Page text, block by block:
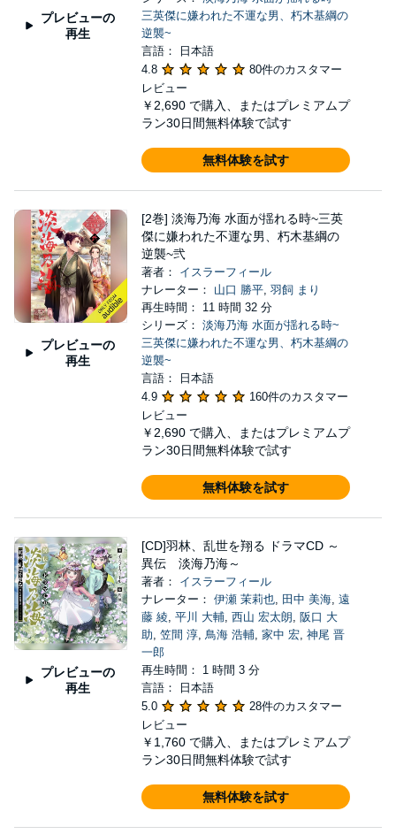
プレビューの
再生
三英傑に嫌われた不運な男、朽木基綱の
逆襲~
言語： 日本語
4.8
80件のカスタマー
レビュー
￥2,690 で購入、またはプレミアムプ
ラン30日間無料体験で試す
無料体験を試す
プレビューの
再生
[2巻] 淡海乃海 水面が揺れる時~三英
傑に嫌われた不運な男、朽木基綱の
逆襲~弐
著者： イスラーフィール
ナレーター： 山口 勝平, 羽飼 まり
再生時間： 11 時間 32 分
シリーズ： 淡海乃海 水面が揺れる時~
三英傑に嫌われた不運な男、朽木基綱の
逆襲~
言語： 日本語
4.9
160件のカスタマー
レビュー
￥2,690 で購入、またはプレミアムプ
ラン30日間無料体験で試す
無料体験を試す
プレビューの
再生
[CD]羽林、乱世を翔る ドラマCD ～
異伝 淡海乃海～
著者： イスラーフィール
ナレーター： 伊瀬 茉莉也, 田中 美海, 遠
藤 綾, 平川 大輔, 西山 宏太朗, 阪口 大
助, 笠間 淳, 鳥海 浩輔, 家中 宏, 神尾 晋
一郎
再生時間： 1 時間 3 分
言語： 日本語
5.0
28件のカスタマー
レビュー
￥1,760 で購入、またはプレミアムプ
ラン30日間無料体験で試す
無料体験を試す